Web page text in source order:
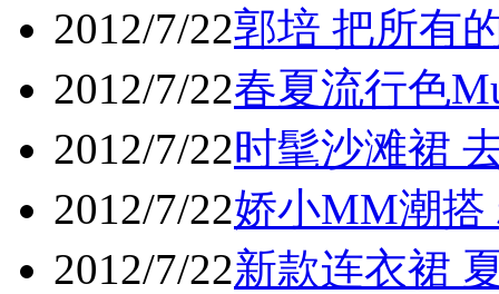
2012/7/22郭培 把所有
2012/7/22春夏流行色
2012/7/22时髦沙滩裙
2012/7/22娇小MM潮搭
2012/7/22新款连衣裙